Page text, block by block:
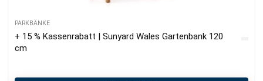
PARKBÄNKE
+ 15 % Kassenrabatt | Sunyard Wales Gartenbank 120
cm